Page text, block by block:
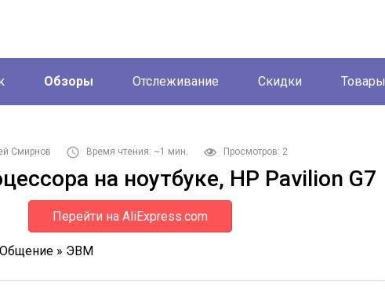
Обзоры Отслеживание Скидки Товары
Смирнов Время чтения: ~1 мин. Просмотров: 2
на ноутбуке, HP Pavilion G7
Перейти на AliExpress.com
Общение » ЭВМ